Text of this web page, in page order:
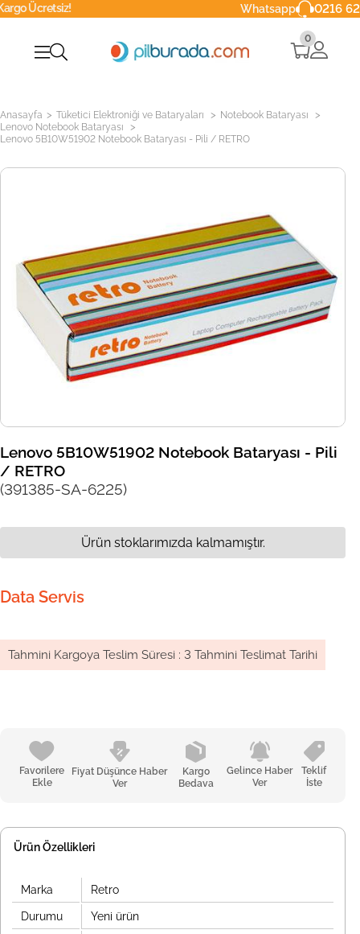
Whatsapp 0216 629 90 40
0
Anasayfa > Tüketici Elektroniği ve Bataryaları > Notebook Bataryası >
Lenovo Notebook Bataryası >
Lenovo 5B10W51902 Notebook Bataryası - Pili / RETRO
Lenovo 5B10W51902 Notebook Bataryası - Pili
/ RETRO
(391385-SA-6225)
Data Servis
Tahmini Kargoya Teslim Süresi : 3 Tahmini Teslimat Tarihi
Favorilere
Ekle
Fiyat Düşünce Haber
Ver
Kargo
Bedava
Gelince Haber
Ver
Teklif
İste
Ürün stoklarımızda kalmamıştır.
Ürün Özellikleri
Marka Retro
Durumu Yeni ürün